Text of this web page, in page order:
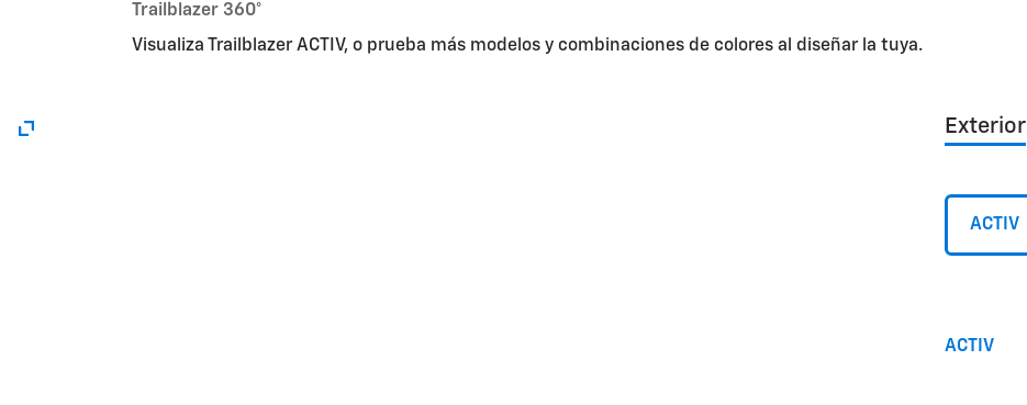
Trailblazer 360°
Visualiza Trailblazer ACTIV, o prueba más modelos y combinaciones de colores al diseñar la tuya.
Exterior
ACTIV
ACTIV